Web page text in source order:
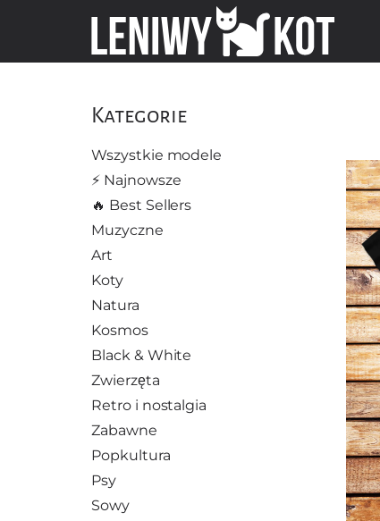
Kategorie
Wszystkie modele
⚡️ Najnowsze
🔥 Best Sellers
Muzyczne
Art
Koty
Natura
Kosmos
Black & White
Zwierzęta
Retro i nostalgia
Zabawne
Popkultura
Psy
Sowy